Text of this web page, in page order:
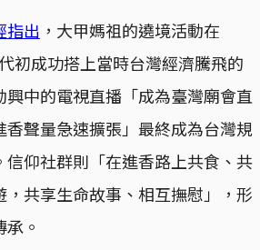
指出 ，大甲媽祖的遶境活動在
初成功搭上當時台灣經濟騰飛的
興中的電視直播「成為臺灣廟會直
聲量急速擴張」最終成為台灣規
仰社群則「在進香路上共食、共
，共享生命故事、相互撫慰」，形
。